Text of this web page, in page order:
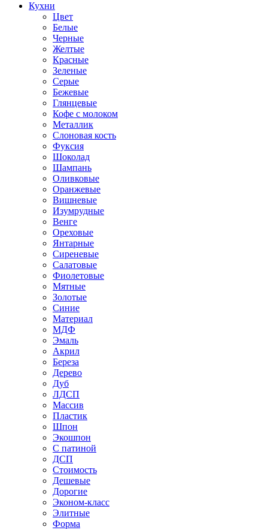
Кухни
Цвет
Белые
Черные
Желтые
Красные
Зеленые
Серые
Бежевые
Глянцевые
Кофе с молоком
Металлик
Слоновая кость
Фуксия
Шоколад
Шампань
Оливковые
Оранжевые
Вишневые
Изумрудные
Венге
Ореховые
Янтарные
Сиреневые
Салатовые
Фиолетовые
Мятные
Золотые
Синие
Материал
МДФ
Эмаль
Акрил
Береза
Дерево
Дуб
ЛДСП
Массив
Пластик
Шпон
Экошпон
С патиной
ДСП
Стоимость
Дешевые
Дорогие
Эконом-класс
Элитные
Форма